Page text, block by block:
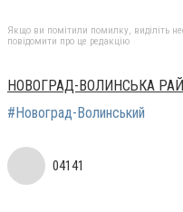
Якщо ви помітили помилку, виділіть
повідомити про це редакцію
НОВОГРАД-ВОЛИНСЬКА
#Новоград-Волинський
04141